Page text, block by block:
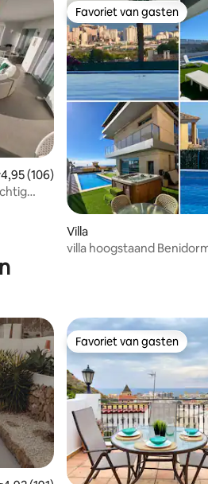
beoordeling van 4,95 op 5,
4,95 (106)
Favoriet van gasten
Favoriet van gasten
Villa
villa hoogstaand
Favoriet van gasten
Favoriet van gasten